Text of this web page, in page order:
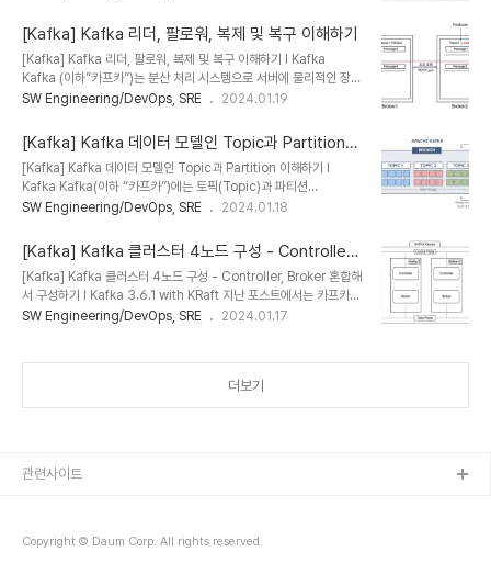
메시지를 다..
듀서에 대해서 알아본다. 메시지를 생산(producer)해서 카프카의 토
픽으로 메시지를 보내는 역할을 하는 애플리케이션, 서버 등을 모두 프
로듀서라고 한다. 프로듀서의 주요 기능은 각각의 메시지를 토픽 파티
션에 매핑하고 파티션의 리더에 요청을 보내는 것이다. 이때 키 값을
정해 해당 키를 가진 모든 메시지를 동일한 파티션으로 전송할 수 있으
분한다...
[Kafka] Kafka 리더, 팔로워, 복제 및 복구 이해하기
[Kafka] Kafka 리더, 팔로워, 복제 및 복구 이해하기 l Kafka
Kafka (이하”카프카”)는 분산 처리 시스템으로 서버에 물리적인 장애
가 발생하여도 높은 가용성을 보장하도록 구성할 수 있다. 그리고 가용
를 여러 개로 복사해서 카프카 클러스터의 여러 브로커들에게 분산시
키는데 이러한 작업을 “리플리케이션”이라 한다. 이때 실제로 리플리
케이션되는 정보는 토픽이 아닌 토픽의 파티션이다. 토픽에 대한 자세
한 내용은 아래 글을 참고한다. l Kafka 데이터 모델인 Topic과
Partition 이해하기 :
%EB%8D%B0%EC%9D%B4%ED%84%B0-..
SW Engineering/DevOps, SRE 2024.01.19
[Kafka] Kafka 데이터 모델인 Topic과 Partition
이해하기
[Kafka] Kafka 데이터 모델인 Topic과 Partition 이해하기 l
Kafka Kafka(이하 “카프카”)에는 토픽(Topic)과 파티션
(Partition)이라는 데이터 모델이 있다. 간단히 정리하면 토픽은 메시
하는 물리적 데이터 저장소이며 수평 확장이 가능한 단위이다. 카프카
클러스터는 토픽에 데이터를 저장한다. 토픽의 이름은 249자 미만으
로 영문, 숫자, ‘.’, ‘_’, ‘-‘를 조합하여 만들 수 있다. 토픽은 1개 이상의
파티션으로 구성되어 있다. 파티션은 append-only로 동작하며 새
메시지는 파티션 맨 뒤에 추가된다. 그리고 각 메시지의 저장 위치를
SW Engineering/DevOps, SRE 2024.01.18
[Kafka] Kafka 클러스터 4노드 구성 - Controller,
Broker 혼합해서 구성하기
[Kafka] Kafka 클러스터 4노드 구성 - Controller, Broker 혼합해
서 구성하기 l Kafka 3.6.1 with KRaft 지난 포스트에서는 카프카를
단일 노드에 구성한 뒤 간단히 PUB/SUB를 테스트하는 방법에 대해
%EC%84%A4%EC%B9%98-with-KRaft-
%EC%8B%A4%EC%8A%B5 이번 포스트는 4 node의 카프
카 서버를 클러..
SW Engineering/DevOps, SRE 2024.01.17
더보기
Copyright © Daum Corp. All rights reserved.
관련사이트